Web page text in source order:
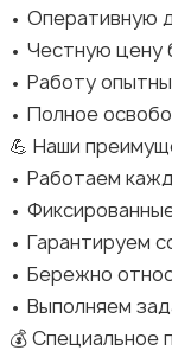
• Оперативную
• Честную цену
• Работу
• Полное
💪 Наши
• Работаем
•
• Гарантируем
• Бережно
• Выполняем
💰 Специальное